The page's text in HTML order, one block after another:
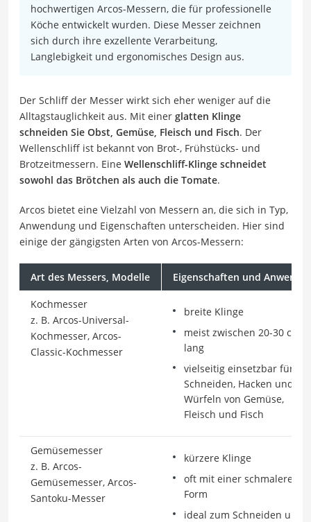
hochwertigen Arcos-Messern, die für professionelle
Köche entwickelt wurden. Diese Messer zeichnen
sich durch ihre exzellente Verarbeitung,
Langlebigkeit und ergonomisches Design aus.
Der Schliff der Messer wirkt sich eher weniger auf die
Alltagstauglichkeit aus. Mit einer glatten Klinge
schneiden Sie Obst, Gemüse, Fleisch und Fisch. Der
Wellenschliff ist bekannt von Brot-, Frühstücks- und
Brotzeitmessern. Eine Wellenschliff-Klinge schneidet
sowohl das Brötchen als auch die Tomate.
Arcos bietet eine Vielzahl von Messern an, die sich in Typ,
Anwendung und Eigenschaften unterscheiden. Hier sind
einige der gängigsten Arten von Arcos-Messern:
Art des Messers, Modelle Eigenschaften und
Kochmesser
z. B. Arcos-Universal-
Kochmesser, Arcos-
Classic-Kochmesser
breite Klinge
meist zwischen 20-30 cm
lang
vielseitig einsetzbar für
Schneiden, Hacken und
Würfeln von Gemüse,
Fleisch und Fisch
Gemüsemesser
z. B. Arcos-
Gemüsemesser, Arcos-
Santoku-Messer
kürzere Klinge
oft mit einer schmaleren
Form
ideal zum Schneiden und